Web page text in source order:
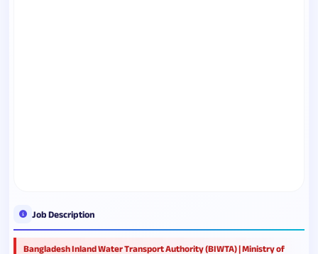
Job Description
Bangladesh Inland Water Transport Authority (BIWTA) | Ministry of